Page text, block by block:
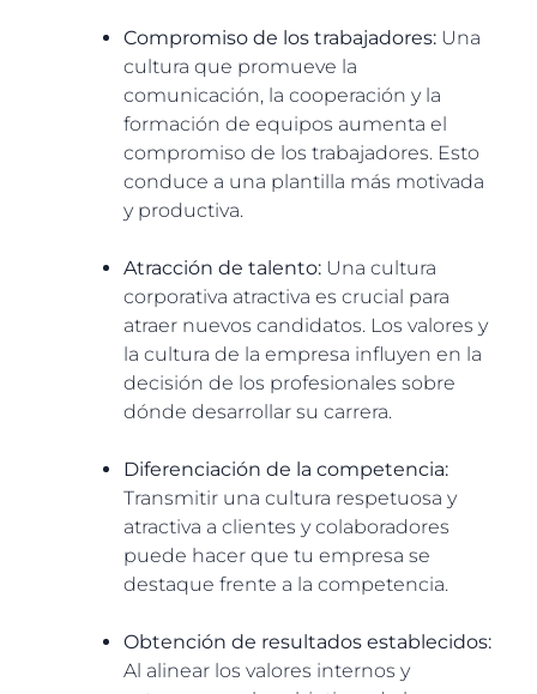
Compromiso de los trabajadores: Una
cultura que promueve la
comunicación, la cooperación y la
formación de equipos aumenta el
compromiso de los trabajadores. Esto
conduce a una plantilla más motivada
y productiva.
Atracción de talento: Una cultura
corporativa atractiva es crucial para
atraer nuevos candidatos. Los valores y
la cultura de la empresa influyen en la
decisión de los profesionales sobre
dónde desarrollar su carrera.
Diferenciación de la competencia:
Transmitir una cultura respetuosa y
atractiva a clientes y colaboradores
puede hacer que tu empresa se
destaque frente a la competencia.
Obtención de resultados establecidos:
Al alinear los valores internos y